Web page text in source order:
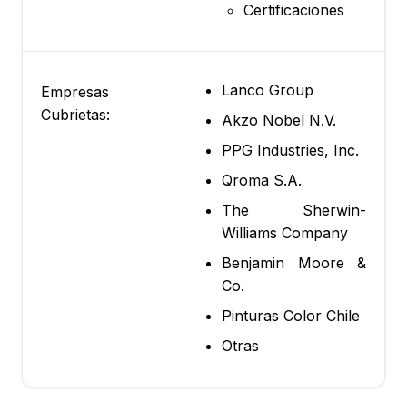
Certificaciones
Empresas
Cubrietas:
Lanco Group
Akzo Nobel N.V.
PPG Industries, Inc.
Qroma S.A.
The Sherwin-
Williams Company
Benjamin Moore &
Co.
Pinturas Color Chile
Otras